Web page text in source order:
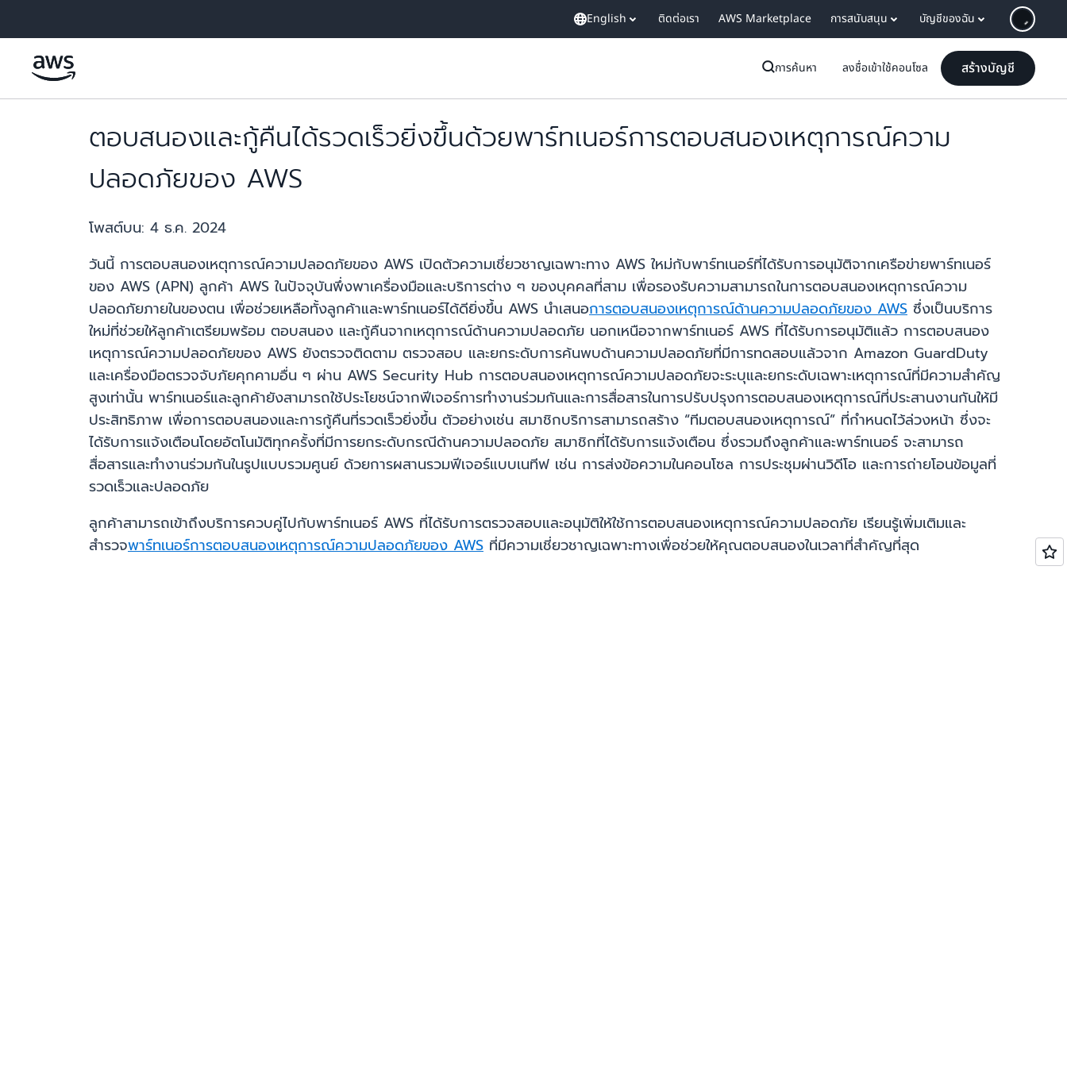
English ติดต่อเรา AWS Marketplace การสนับสนุน บัญชีของฉัน
การค้นหา ลงชื่อเข้าใช้คอนโซล สร้างบัญชี
ตอบสนองและกู้คืนได้รวดเร็วยิ่งขึ้นด้วยพาร์ทเนอร์การตอบสนองเหตุการณ์ความ
ปลอดภัยของ AWS
โพสต์บน: 4 ธ.ค. 2024
วันนี้ การตอบสนองเหตุการณ์ความปลอดภัยของ AWS เปิดตัวความเชี่ยวชาญเฉพาะทาง AWS ใหม่กับพาร์ทเนอร์ที่ได้รับการอนุมัติจากเครือข่ายพาร์ทเนอร์
ของ AWS (APN) ลูกค้า AWS ในปัจจุบันพึ่งพาเครื่องมือและบริการต่าง ๆ ของบุคคลที่สาม เพื่อรองรับความสามารถในการตอบสนองเหตุการณ์ความ
ปลอดภัยภายในของตน เพื่อช่วยเหลือทั้งลูกค้าและพาร์ทเนอร์ได้ดียิ่งขึ้น AWS นำเสนอการตอบสนองเหตุการณ์ด้านความปลอดภัยของ AWS ซึ่งเป็นบริการ
ใหม่ที่ช่วยให้ลูกค้าเตรียมพร้อม ตอบสนอง และกู้คืนจากเหตุการณ์ด้านความปลอดภัย นอกเหนือจากพาร์ทเนอร์ AWS ที่ได้รับการอนุมัติแล้ว การตอบสนอง
เหตุการณ์ความปลอดภัยของ AWS ยังตรวจติดตาม ตรวจสอบ และยกระดับการค้นพบด้านความปลอดภัยที่มีการทดสอบแล้วจาก Amazon GuardDuty
และเครื่องมือตรวจจับภัยคุกคามอื่น ๆ ผ่าน AWS Security Hub การตอบสนองเหตุการณ์ความปลอดภัยจะระบุและยกระดับเฉพาะเหตุการณ์ที่มีความสำคัญ
สูงเท่านั้น พาร์ทเนอร์และลูกค้ายังสามารถใช้ประโยชน์จากฟีเจอร์การทำงานร่วมกันและการสื่อสารในการปรับปรุงการตอบสนองเหตุการณ์ที่ประสานงานกันให้มี
ประสิทธิภาพ เพื่อการตอบสนองและการกู้คืนที่รวดเร็วยิ่งขึ้น ตัวอย่างเช่น สมาชิกบริการสามารถสร้าง “ทีมตอบสนองเหตุการณ์” ที่กำหนดไว้ล่วงหน้า ซึ่งจะ
ได้รับการแจ้งเตือนโดยอัตโนมัติทุกครั้งที่มีการยกระดับกรณีด้านความปลอดภัย สมาชิกที่ได้รับการแจ้งเตือน ซึ่งรวมถึงลูกค้าและพาร์ทเนอร์ จะสามารถ
สื่อสารและทำงานร่วมกันในรูปแบบรวมศูนย์ ด้วยการผสานรวมฟีเจอร์แบบเนทีฟ เช่น การส่งข้อความในคอนโซล การประชุมผ่านวิดีโอ และการถ่ายโอนข้อมูลที่
รวดเร็วและปลอดภัย
ลูกค้าสามารถเข้าถึงบริการควบคู่ไปกับพาร์ทเนอร์ AWS ที่ได้รับการตรวจสอบและอนุมัติให้ใช้การตอบสนองเหตุการณ์ความปลอดภัย เรียนรู้เพิ่มเติมและ
สำรวจพาร์ทเนอร์การตอบสนองเหตุการณ์ความปลอดภัยของ AWS ที่มีความเชี่ยวชาญเฉพาะทางเพื่อช่วยให้คุณตอบสนองในเวลาที่สำคัญที่สุด